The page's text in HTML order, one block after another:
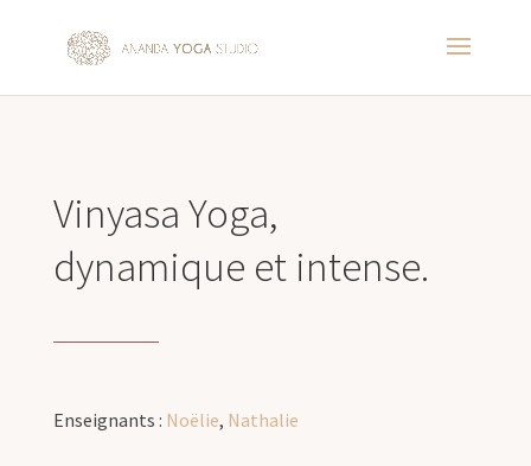
Vinyasa Yoga,
dynamique et intense.
Enseignants : Noëlie, Nathalie